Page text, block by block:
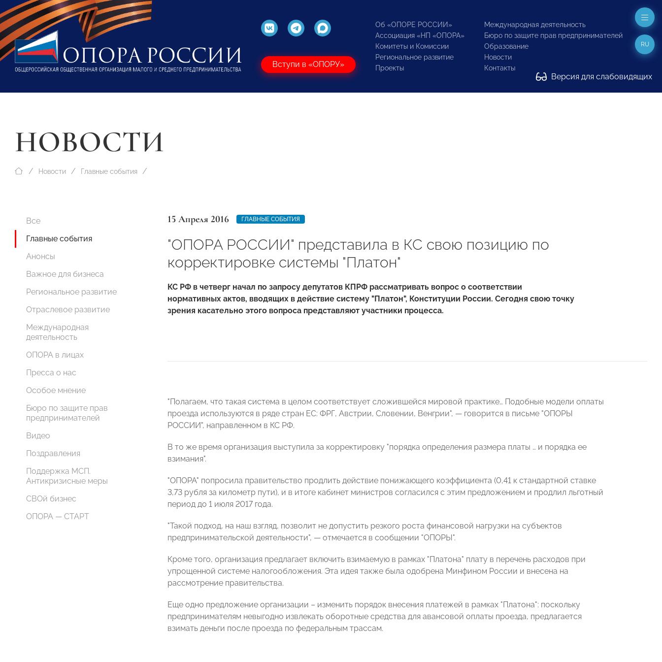
Вступи в «ОПОРУ»
Об «ОПОРЕ РОССИИ»
Ассоциация «НП «ОПОРА»
Комитеты и Комиссии
Региональное развитие
Проекты
Международная деятельность
Бюро по защите прав предпринимателей
Образование
Новости
Контакты
Версия для слабовидящих
RU
НОВОСТИ
Новости Главные события
Все
Главные события
Анонсы
Важное для бизнеса
Региональное развитие
Отраслевое развитие
Международная
деятельность
ОПОРА в лицах
Пресса о нас
Особое мнение
Бюро по защите прав
предпринимателей
Видео
Поздравления
Поддержка МСП.
Антикризисные меры
СВОй бизнес
ОПОРА — СТАРТ
15 Апреля 2016 ГЛАВНЫЕ СОБЫТИЯ
"ОПОРА РОССИИ" представила в КС свою позицию по
корректировке системы "Платон"
КС РФ в четверг начал по запросу депутатов КПРФ рассматривать вопрос о соответствии
нормативных актов, вводящих в действие систему "Платон", Конституции России. Сегодня свою точку
зрения касательно этого вопроса представляют участники процесса.
"Полагаем, что такая система в целом соответствует сложившейся мировой практике… Подобные модели оплаты
проезда используются в ряде стран ЕС: ФРГ, Австрии, Словении, Венгрии", — говорится в письме "ОПОРЫ
РОССИИ", направленном в КС РФ.
В то же время организация выступила за корректировку "порядка определения размера платы … и порядка ее
взимания".
"ОПОРА" попросила правительство продлить действие понижающего коэффициента (0,41 к стандартной ставке
3,73 рубля за километр пути), и в итоге кабинет министров согласился с этим предложением и продлил льготный
период до 1 июля 2017 года.
"Такой подход, на наш взгляд, позволит не допустить резкого роста финансовой нагрузки на субъектов
предпринимательской деятельности", — отмечается в сообщении "ОПОРЫ".
Кроме того, организация предлагает включить взимаемую в рамках "Платона" плату в перечень расходов при
упрощенной системе налогообложения. Эта идея также была одобрена Минфином России и внесена на
рассмотрение правительства.
Еще одно предложение организации – изменить порядок внесения платежей в рамках "Платона": поскольку
предпринимателям невыгодно извлекать оборотные средства для авансовой оплаты проезда, предлагается
взимать деньги после проезда по федеральным трассам.